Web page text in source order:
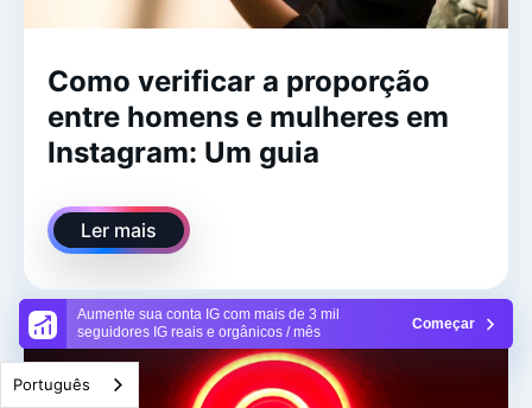
Aumente sua conta IG com mais de 3 mil
seguidores IG reais e orgânicos / mês
Começar
Como verificar a proporção
entre homens e mulheres em
Instagram: Um guia
Ler mais
Português